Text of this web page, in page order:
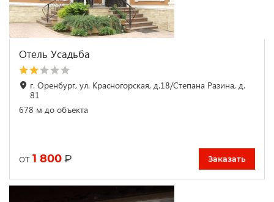
Отель Усадьба
г. Оренбург, ул. Красногорская, д.18/Степана Разина, д.
81
678 м до объекта
от 1 800 ₽ Заказать